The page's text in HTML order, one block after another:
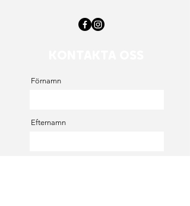
Förnamn
Efternamn